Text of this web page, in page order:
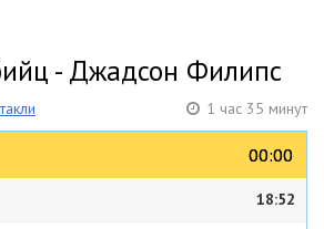
- Джадсон Филипс
1 час 35 минут
00:00
00:00
18:52